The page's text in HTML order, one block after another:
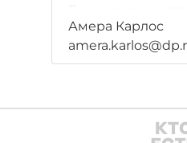
разных
от продуктовых
DIY, торгующих
ценовом
дискаунтеры,
Амера Карлос